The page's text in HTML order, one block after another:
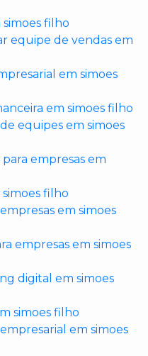
filho
equipe de vendas em
em simoes
em simoes filho
equipes em simoes
empresas em
filho
em simoes
empresas em simoes
digital em simoes
simoes filho
em simoes